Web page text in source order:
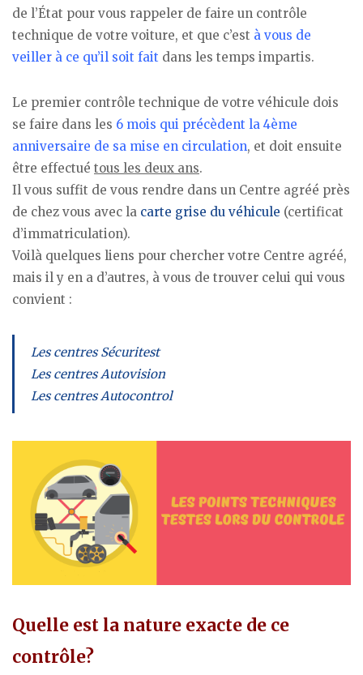
de l’État pour vous rappeler de faire un contrôle
technique de votre voiture, et que c’est à vous de
veiller à ce qu’il soit fait dans les temps impartis.
Le premier contrôle technique de votre véhicule dois
se faire dans les 6 mois qui précèdent la 4ème
anniversaire de sa mise en circulation, et doit ensuite
être effectué tous les deux ans.
Il vous suffit de vous rendre dans un Centre agréé près
de chez vous avec la carte grise du véhicule (certificat
d’immatriculation).
Voilà quelques liens pour chercher votre Centre agréé,
mais il y en a d’autres, à vous de trouver celui qui vous
convient :
Les centres Sécuritest
Les centres Autovision
Les centres Autocontrol
Quelle est la nature exacte de ce
contrôle?